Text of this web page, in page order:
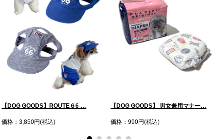
【DOG GOODS】ROUTE６6 …
価格：3,850円(税込)
【DOG GOODS】 男女兼用マナー…
価格：990円(税込)